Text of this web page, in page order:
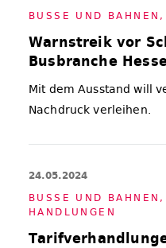
BUS­SE UND BAH­NEN
Warnstreik vor
Busbranche
Mit dem Ausstand will
Nachdruck verleihen.
24.05.2024
BUS­SE UND BAH­NEN
HAND­LUN­GEN